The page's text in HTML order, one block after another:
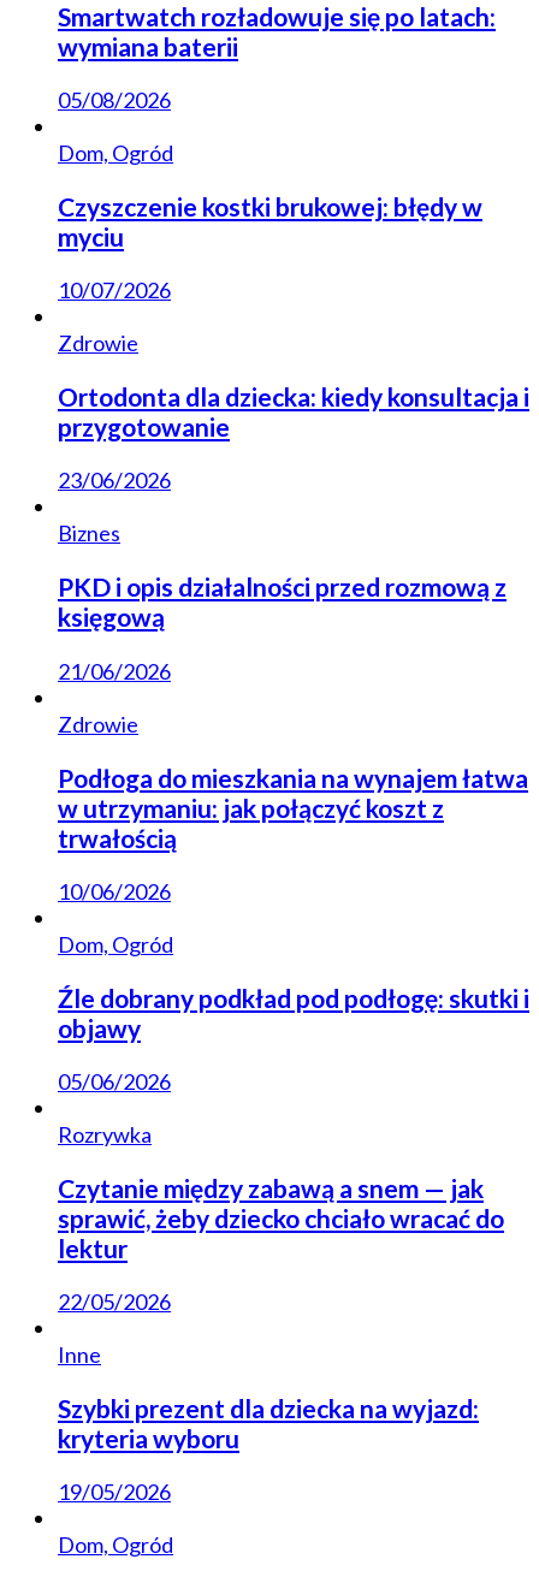
Smartwatch rozładowuje się po latach:
wymiana baterii
05/08/2026
Dom, Ogród
Czyszczenie kostki brukowej: błędy w
myciu
10/07/2026
Zdrowie
Ortodonta dla dziecka: kiedy konsultacja i
przygotowanie
23/06/2026
Biznes
PKD i opis działalności przed rozmową z
księgową
21/06/2026
Zdrowie
Podłoga do mieszkania na wynajem łatwa
w utrzymaniu: jak połączyć koszt z
trwałością
10/06/2026
Dom, Ogród
Źle dobrany podkład pod podłogę: skutki i
objawy
05/06/2026
Rozrywka
Czytanie między zabawą a snem — jak
sprawić, żeby dziecko chciało wracać do
lektur
22/05/2026
Inne
Szybki prezent dla dziecka na wyjazd:
kryteria wyboru
19/05/2026
Dom, Ogród